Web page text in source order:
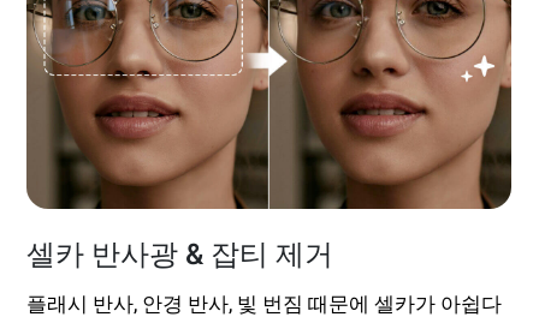
셀카 반사광 & 잡티 제거
플래시 반사, 안경 반사, 빛 번짐 때문에 셀카가 아쉽다